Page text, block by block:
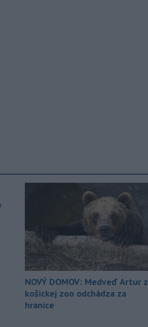
NOVÝ DOMOV: Medveď Artur z
košickej zoo odchádza za
hranice